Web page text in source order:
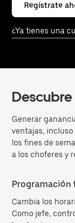
Regístrate
¿Ya tienes una
Generar
ventajas,
los fines de
a los choferes y
Programación
Cambia los
Como jefe,